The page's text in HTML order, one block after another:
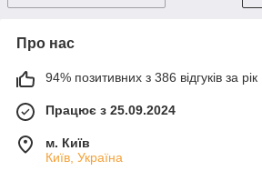
Про нас
94% позитивних з 386 відгуків за рік
Працює з 25.09.2024
м. Київ
Київ, Україна